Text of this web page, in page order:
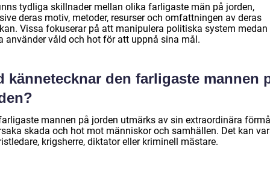
tydliga skillnader mellan olika farligaste män på jorden,
deras motiv, metoder, resurser och omfattningen av deras
Vissa fokuserar på att manipulera politiska system medan
använder våld och hot för att uppnå sina mål.
kännetecknar den farligaste mannen
mannen på jorden utmärks av sin extraordinära
skada och hot mot människor och samhällen. Det kan
krigsherre, diktator eller kriminell mästare.